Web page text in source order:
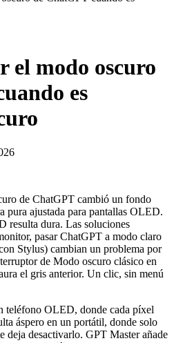
el modo oscuro
es
de ChatGPT cambió un fondo
pura ajustada para pantallas OLED.
resulta dura. Las soluciones
pasar ChatGPT a modo claro
Stylus) cambian un problema por
de Modo oscuro clásico en
el gris anterior. Un clic, sin menú
teléfono OLED, donde cada píxel
áspero en un portátil, donde solo
deja desactivarlo. GPT Master añade